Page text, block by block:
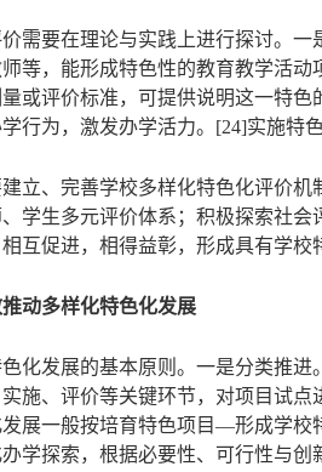
需要在理论与实践上进行探讨。
等，能形成特色性的教育教学活
或评价标准，可提供说明这一特
行为，激发办学活力。[24]实施特
立、完善学校多样化特色化评价
学生多元评价体系；积极探索社
互促进，相得益彰，形成具有学校
动多样化特色化发展
化发展的基本原则。一是分类推
施、评价等关键环节，对项目试
展一般按培育特色项目—形成学
学探索，根据必要性、可行性与